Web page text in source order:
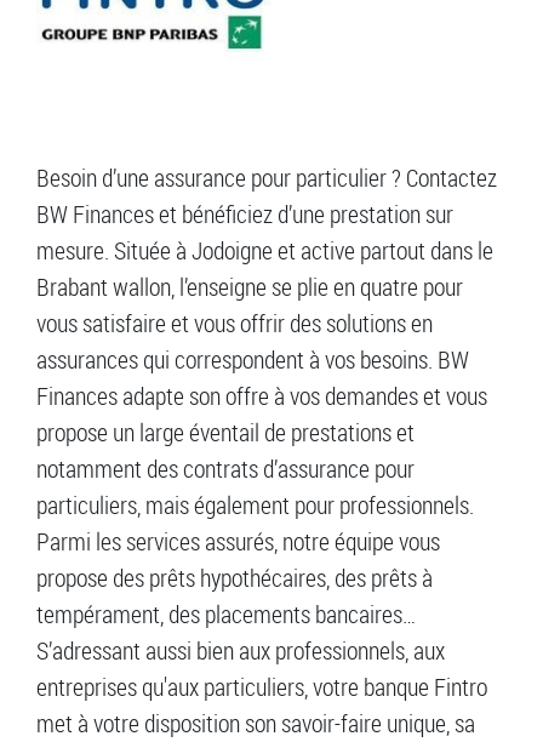
Besoin d’une assurance pour particulier ? Contactez
BW Finances et bénéficiez d’une prestation sur
mesure. Située à Jodoigne et active partout dans le
Brabant wallon, l’enseigne se plie en quatre pour
vous satisfaire et vous offrir des solutions en
assurances qui correspondent à vos besoins. BW
Finances adapte son offre à vos demandes et vous
propose un large éventail de prestations et
notamment des contrats d’assurance pour
particuliers, mais également pour professionnels.
Parmi les services assurés, notre équipe vous
propose des prêts hypothécaires, des prêts à
tempérament, des placements bancaires…
S’adressant aussi bien aux professionnels, aux
entreprises qu'aux particuliers, votre banque Fintro
met à votre disposition son savoir-faire unique, sa